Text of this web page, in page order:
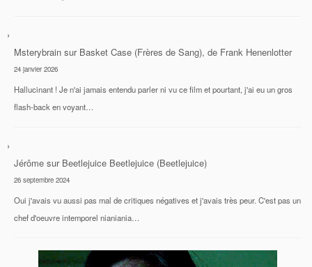
Msterybrain sur Basket Case (Frères de Sang), de Frank Henenlotter
24 janvier 2026
Hallucinant ! Je n'ai jamais entendu parler ni vu ce film et pourtant, j'ai eu un gros
flash-back en voyant…
Jérôme sur Beetlejuice Beetlejuice (Beetlejuice)
26 septembre 2024
Oui j'avais vu aussi pas mal de critiques négatives et j'avais très peur. C'est pas un
chef d'oeuvre intemporel nianiania…